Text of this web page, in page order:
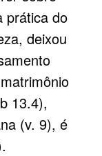
prática do
deixou
13.4),
(v. 9), é